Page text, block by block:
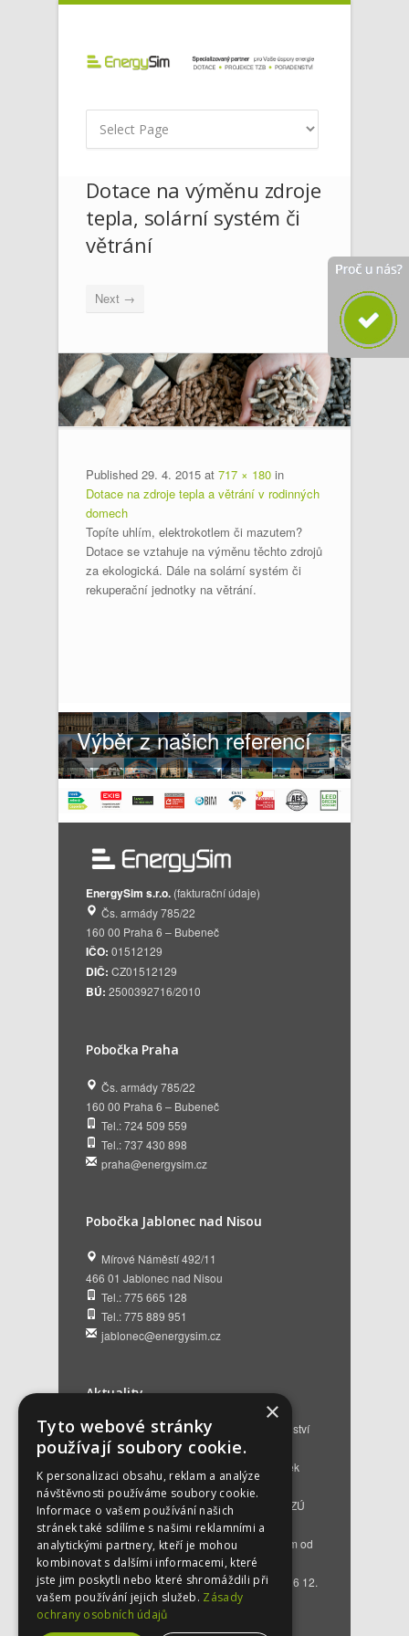
Dotace na výměnu zdroje
tepla, solární systém či
větrání
Next →
Published 29. 4. 2015 at 717 × 180 in
Dotace na zdroje tepla a větrání v rodinných
domech
Topíte uhlím, elektrokotlem či mazutem?
Dotace se vztahuje na výměnu těchto zdrojů
za ekologická. Dále na solární systém či
rekuperační jednotky na větrání.
Výběr z našich referencí
EnergySim s.r.o. (fakturační údaje)
Čs. armády 785/22
160 00 Praha 6 – Bubeneč
IČO: 01512129
DIČ: CZ01512129
BÚ: 2500392716/2010
Pobočka Praha
Čs. armády 785/22
160 00 Praha 6 – Bubeneč
Tel.: 724 509 559
Tel.: 737 430 898
praha@energysim.cz
Pobočka Jablonec nad Nisou
Mírové Náměstí 492/11
466 01 Jablonec nad Nisou
Tel.: 775 665 128
Tel.: 775 889 951
jablonec@energysim.cz
Aktuality
Renovační pasy budov a dotační poradenství
12. 6. 2026
Přehled hlavních změn a nových podmínek
NZÚ 2026 28. 5. 2026
Kompenzace za projektovou přípravu v NZÚ
2025
25. 3. 2026
Novinky v programu Nová zelená úsporám od
roku 2026 16. 3. 2026
Bezplatné poradenství EKIS od 01.01.2026 12.
12. 2025
×
Tyto webové stránky
používají soubory cookie.
K personalizaci obsahu, reklam a analýze
návštěvnosti používáme soubory cookie.
Informace o vašem používání našich
stránek také sdílíme s našimi reklamními a
analytickými partnery, kteří je mohou
kombinovat s dalšími informacemi, které
jste jim poskytli nebo které shromáždili při
vašem používání jejich služeb. Zásady
ochrany osobních údajů